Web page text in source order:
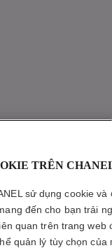
TRÊN
sử dụng cookie
đến cho bạn trải
quan trên trang web
quản lý tùy chọn